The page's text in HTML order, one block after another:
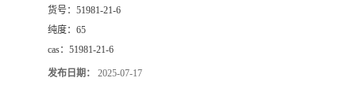
货号： 51981-21-6
纯度： 65
cas： 51981-21-6
发布日期： 2025-07-17